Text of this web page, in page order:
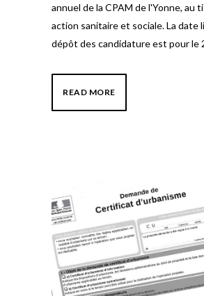
annuel de la CPAM de l'Yonne, au
action sanitaire et sociale. La date
dépôt des candidature est pour le
READ MORE